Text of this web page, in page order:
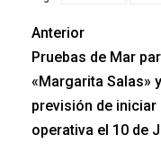
Anterior
Pruebas de Mar
«Margarita Salas»
previsión de iniciar
operativa el 10 de